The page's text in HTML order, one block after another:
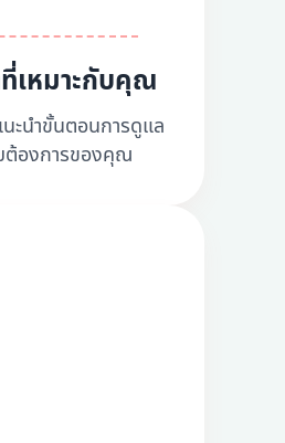
เหมาะกับคุณ
ะนำขั้นตอนการดูแล
องการของคุณ